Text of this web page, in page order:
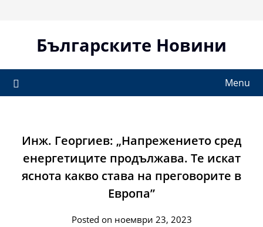
Българските Новини
Menu
Инж. Георгиев: „Напрежението сред
енергетиците продължава. Те искат
яснота какво става на преговорите в
Европа”
Posted on ноември 23, 2023